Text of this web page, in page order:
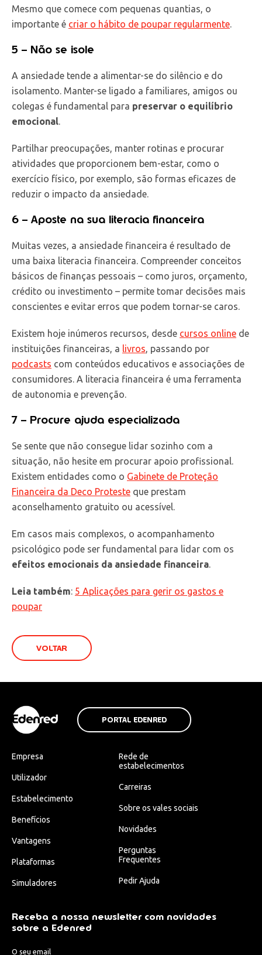
Mesmo que comece com pequenas quantias, o
importante é criar o hábito de poupar regularmente
5 – Não se isole
A ansiedade tende a alimentar-se do silêncio e do
isolamento. Manter-se ligado a familiares, amigos ou
colegas é fundamental para preservar o equilíbrio
emocional
Partilhar preocupações, manter rotinas e procurar
atividades que proporcionem bem-estar, como o
exercício físico, por exemplo, são formas eficazes de
reduzir o impacto da ansiedade.
6 – Aposte na sua literacia financeira
Muitas vezes, a ansiedade financeira é resultado de
uma baixa literacia financeira. Compreender conceitos
básicos de finanças pessoais – como juros, orçamento,
crédito ou investimento – permite tomar decisões mais
conscientes e evitar erros que podem tornar-se caros.
Existem hoje inúmeros recursos, desde cursos online de
instituições financeiras, a livros , passando por
podcasts com conteúdos educativos e associações de
consumidores. A literacia financeira é uma ferramenta
de autonomia e prevenção.
7 – Procure ajuda especializada
Se sente que não consegue lidar sozinho com a
situação, não hesite em procurar apoio profissional.
Existem entidades como o Gabinete de Proteção
Financeira da Deco Proteste que prestam
aconselhamento gratuito ou acessível.
Em casos mais complexos, o acompanhamento
psicológico pode ser fundamental para lidar com os
efeitos emocionais da ansiedade financeira
Leia também: 5 Aplicações para gerir os gastos e
poupar
VOLTAR
PORTAL EDENRED
Empresa
Utilizador
Estabelecimento
Benefícios
Vantagens
Plataformas
Simuladores
Rede de
estabelecimentos
Carreiras
Sobre os vales sociais
Novidades
Perguntas
Frequentes
Pedir Ajuda
Receba a nossa newsletter com novidades
sobre a Edenred